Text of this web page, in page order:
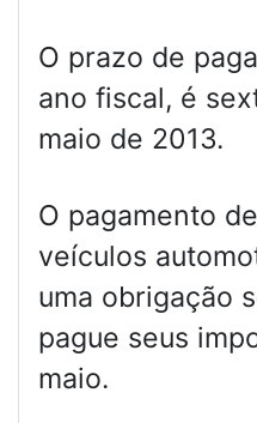
O prazo de
ano fiscal, é
maio de 2013.
O pagamento
veículos
uma obrigação
pague seus
maio.